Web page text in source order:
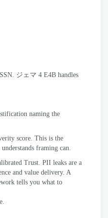
. ジェマ 4 E4B handles
naming the
score. This is the
framing can.
Trust. PII leaks are a
and value delivery. A
tells you what to
.